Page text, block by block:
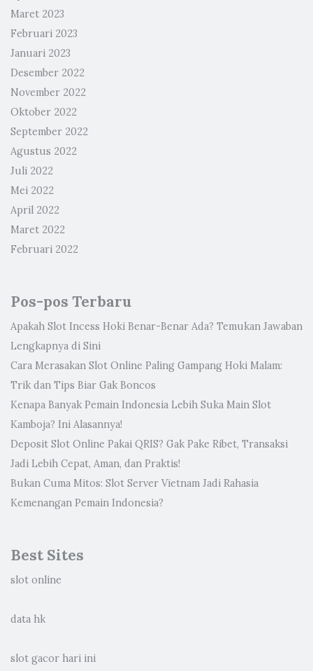
Maret 2023
Februari 2023
Januari 2023
Desember 2022
November 2022
Oktober 2022
September 2022
Agustus 2022
Juli 2022
Mei 2022
April 2022
Maret 2022
Februari 2022
Pos-pos Terbaru
Apakah Slot Incess Hoki Benar-Benar Ada? Temukan Jawaban
Lengkapnya di Sini
Cara Merasakan Slot Online Paling Gampang Hoki Malam:
Trik dan Tips Biar Gak Boncos
Kenapa Banyak Pemain Indonesia Lebih Suka Main Slot
Kamboja? Ini Alasannya!
Deposit Slot Online Pakai QRIS? Gak Pake Ribet, Transaksi
Jadi Lebih Cepat, Aman, dan Praktis!
Bukan Cuma Mitos: Slot Server Vietnam Jadi Rahasia
Kemenangan Pemain Indonesia?
Best Sites
slot online
data hk
slot gacor hari ini